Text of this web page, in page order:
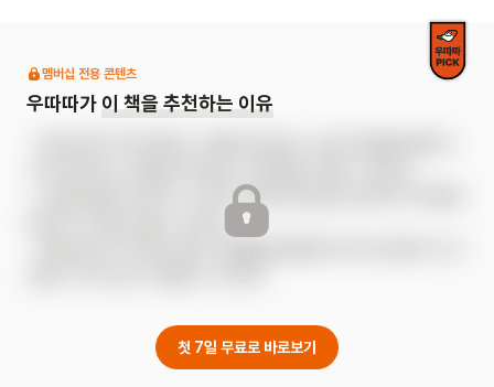
멤버십 전용 콘텐츠
우따따가 이 책을 추천하는 이유
- 고정관념에서 벗어나 사과의 무한한 변신을 상상하며 아이들의
첫 7일 무료로 바로보기